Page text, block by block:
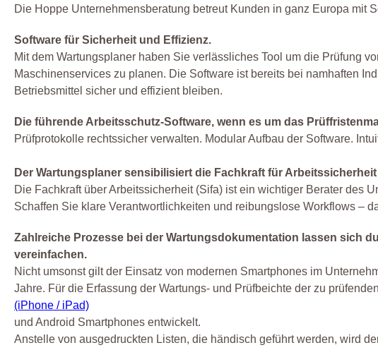
Die Hoppe Unternehmensberatung betreut Kunden in ganz Europa mit
Software für Sicherheit und Effizienz.
Mit dem Wartungsplaner haben Sie verlässliches Tool um die Prüfung
Maschinenservices zu planen. Die Software ist bereits bei namhaften
Betriebsmittel sicher und effizient bleiben.
Die führende Arbeitsschutz-Software, wenn es um das
Prüfprotokolle rechtssicher verwalten. Modular Aufbau der Software.
Der Wartungsplaner sensibilisiert die Fachkraft für
Die Fachkraft über Arbeitssicherheit (Sifa) ist ein wichtiger Berater des
Schaffen Sie klare Verantwortlichkeiten und reibungslose Workflows –
Zahlreiche Prozesse bei der Wartungsdokumentation lassen sich
vereinfachen.
Nicht umsonst gilt der Einsatz von modernen Smartphones im
Jahre. Für die Erfassung der Wartungs- und Prüfbeichte der zu
(iPhone / iPad)
und Android Smartphones entwickelt.
Anstelle von ausgedruckten Listen, die händisch geführt werden, wird